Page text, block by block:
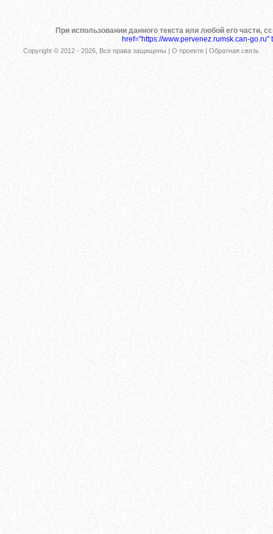
При использовании данного текста или любой его части,
href="https://www.pervenez.rumsk.can-go.ru"
Copyright © 2012 - 2026 , Все права защищены | О проекте | Обратная связь